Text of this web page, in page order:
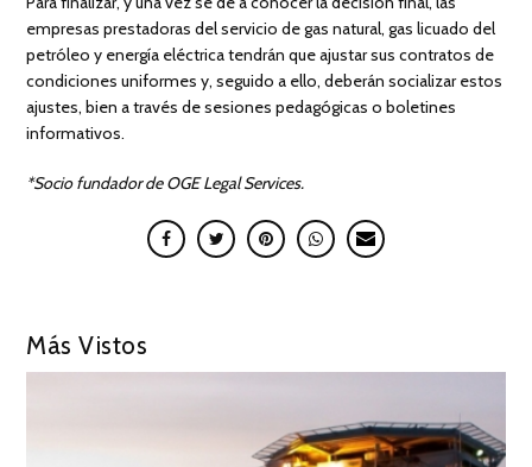
empresas prestadoras del servicio de gas natural, gas licuado del
petróleo y energía eléctrica tendrán que ajustar sus contratos de
condiciones uniformes y, seguido a ello, deberán socializar estos
ajustes, bien a través de sesiones pedagógicas o boletines
informativos.
*Socio fundador de OGE Legal Services.
Más Vistos